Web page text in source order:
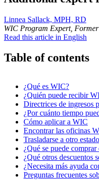
Linnea Sallack, MPH, RD
WIC Program Expert,
Read this article in English
Table of contents
¿Qué es WIC?
¿Quién puede recibir
Directrices de ingresos
¿Por cuánto tiempo
Cómo aplicar a WIC
Encontrar las oficinas
Trasladarse a otro
¿Qué se puede
¿Qué otros descuentos
¿Necesita más ayuda
Preguntas frecuentes